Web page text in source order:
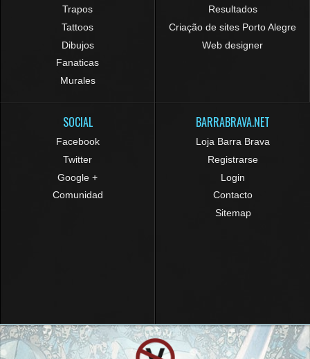
Trapos
Tattoos
Dibujos
Fanaticas
Murales
Resultados
Criação de sites Porto Alegre
Web designer
SOCIAL
Facebook
Twitter
Google +
Comunidad
BARRABRAVA.NET
Loja Barra Brava
Registrarse
Login
Contacto
Sitemap